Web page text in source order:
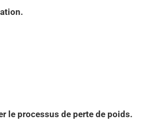
le processus de perte de poids.